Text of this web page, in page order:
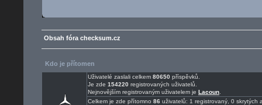
Obsah fóra checksum.cz
Kdo je přítomen
Uživatelé zaslali celkem 80650 příspěvků.
Je zde 154220 registrovaných uživatelů.
Nejnovějším registrovaným uživatelem je Lacoun
Celkem je zde přítomno 86 uživatelů: 1 registrovaný, 0